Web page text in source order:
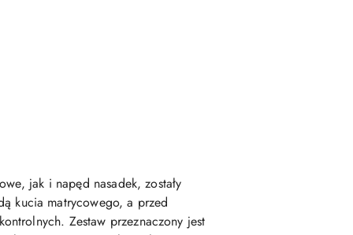
jak i napęd nasadek, zostały
kucia matrycowego, a przed
Zestaw przeznaczony jest